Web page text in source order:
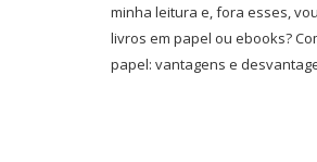
minha leitura e, fora esses,
livros em papel ou ebooks?
papel: vantagens e